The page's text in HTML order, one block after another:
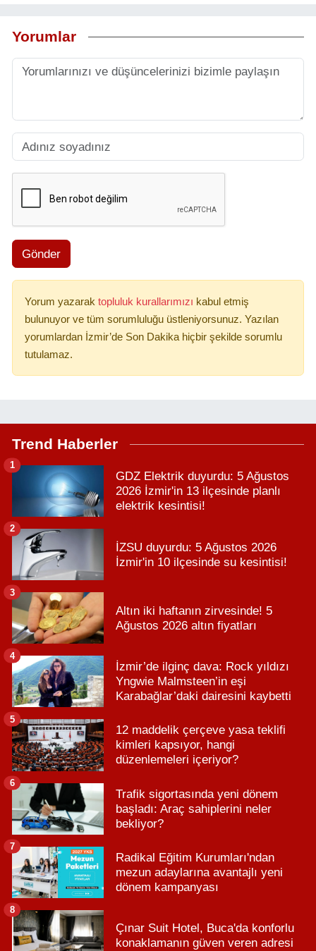
Yorumlar
Gönder
Yorum yazarak topluluk kurallarımızı kabul etmiş
bulunuyor ve tüm sorumluluğu üstleniyorsunuz. Yazılan
yorumlardan İzmir’de Son Dakika hiçbir şekilde sorumlu
tutulamaz.
Trend Haberler
GDZ Elektrik duyurdu: 5 Ağustos
2026 İzmir'in 13 ilçesinde planlı
elektrik kesintisi!
1
İZSU duyurdu: 5 Ağustos 2026
İzmir'in 10 ilçesinde su kesintisi!
2
Altın iki haftanın zirvesinde! 5
Ağustos 2026 altın fiyatları
3
İzmir’de ilginç dava: Rock yıldızı
Yngwie Malmsteen’in eşi
Karabağlar’daki dairesini kaybetti
4
12 maddelik çerçeve yasa teklifi
kimleri kapsıyor, hangi
düzenlemeleri içeriyor?
5
Trafik sigortasında yeni dönem
başladı: Araç sahiplerini neler
bekliyor?
6
Radikal Eğitim Kurumları'ndan
mezun adaylarına avantajlı yeni
dönem kampanyası
7
Çınar Suit Hotel, Buca'da konforlu
konaklamanın güven veren adresi
8